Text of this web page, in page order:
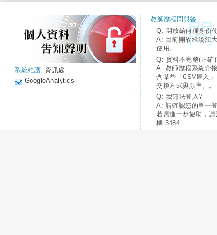
系統維護: 資訊處
GoogleAnalytics
教師歷程問與答:
Q: 開放給何種身份
A: 目前開放給淡江
使用。
Q: 資料不完整(正確
A: 教師歷程系統介
含某些「CSV匯入
交換方式與頻率。。
Q: 我無法登入?
A: 請確認您的單一
若需進一步協助，
機:3484